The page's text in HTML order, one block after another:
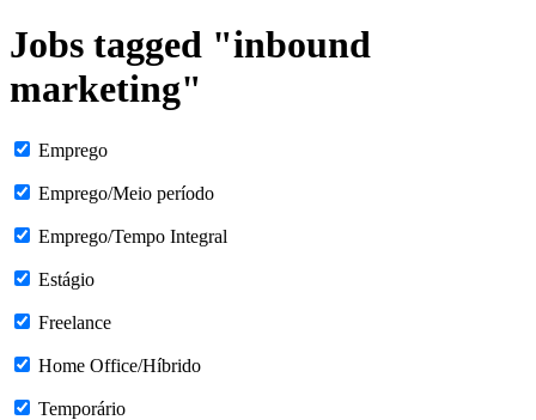
Jobs tagged "inbound
marketing"
Emprego
Emprego/Meio período
Emprego/Tempo Integral
Estágio
Freelance
Home Office/Híbrido
Temporário